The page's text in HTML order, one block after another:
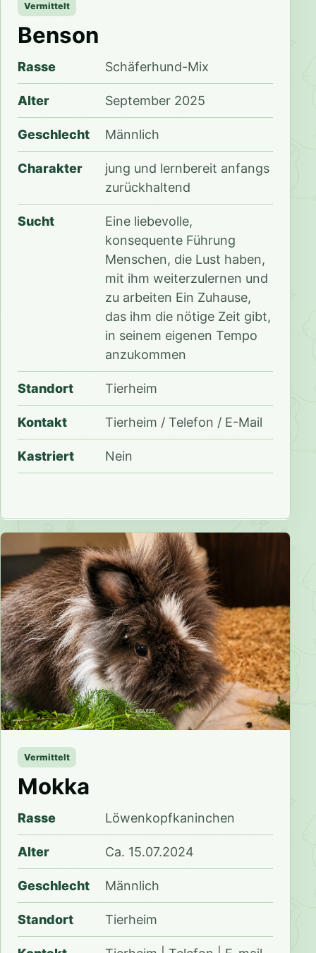
Vermittelt
Benson
Rasse Schäferhund-Mix
Alter September 2025
Geschlecht Männlich
Charakter
jung und lernbereit anfangs
zurückhaltend
Sucht
Eine liebevolle,
konsequente Führung
Menschen, die Lust haben,
mit ihm weiterzulernen und
zu arbeiten Ein Zuhause,
das ihm die nötige Zeit gibt,
in seinem eigenen Tempo
anzukommen
Standort Tierheim
Kontakt Tierheim / Telefon / E-Mail
Kastriert Nein
Vermittelt
Mokka
Rasse Löwenkopfkaninchen
Alter Ca. 15.07.2024
Geschlecht Männlich
Standort Tierheim